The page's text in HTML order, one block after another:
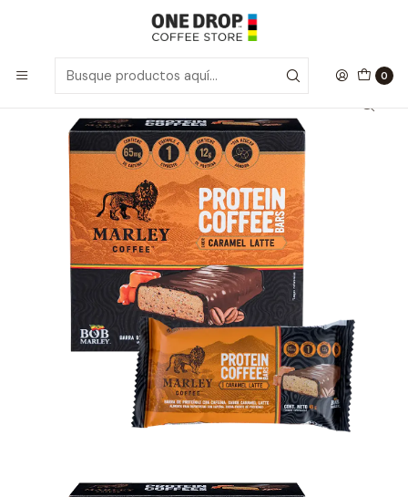
0
Inicio Marley Coffee
Marley Coffee Protein Bar (4un) - Caramel Latte